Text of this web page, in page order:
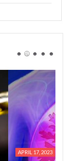
APRIL 17, 2023